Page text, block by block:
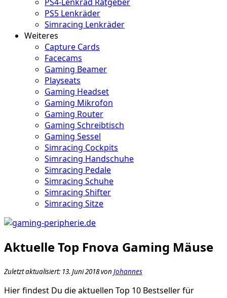
PS5 Lenkräder
Simracing Lenkräder
Weiteres
Capture Cards
Facecams
Gaming Beamer
Playseats
Gaming Headset
Gaming Mikrofon
Gaming Router
Gaming Schreibtisch
Gaming Sessel
Simracing Cockpits
Simracing Handschuhe
Simracing Pedale
Simracing Schuhe
Simracing Shifter
Simracing Sitze
Aktuelle Top Fnova Gaming Mäuse
Zuletzt aktualisiert: 13. Juni 2018 von Johannes
Hier findest Du die aktuellen Top 10 Bestseller für